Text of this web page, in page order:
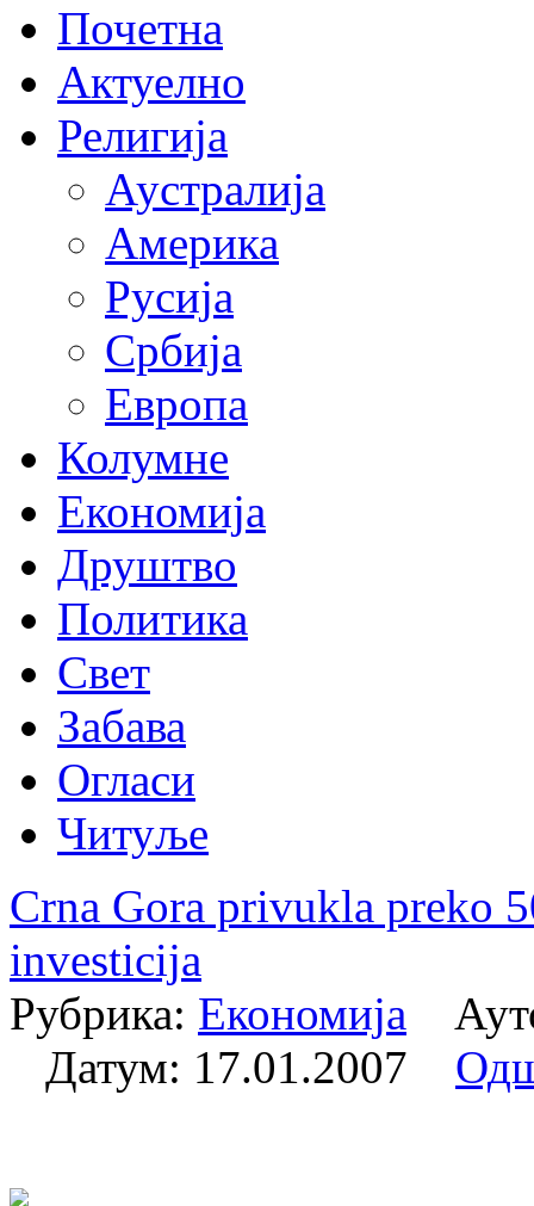
Почетна
Актуелно
Религија
Аустралија
Америка
Русија
Србија
Европа
Колумне
Економија
Друштво
Политика
Свет
Забава
Огласи
Читуље
Crna Gora privukla preko
investicija
Рубрика: Економија
Датум: 17.01.2007